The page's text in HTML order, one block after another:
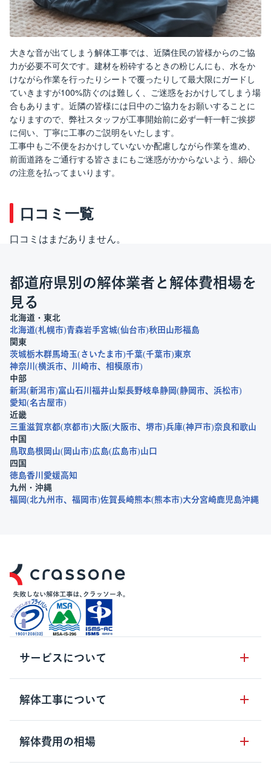
大きな音が出てしまう解体工事では、近隣住民の皆様からのご協
力が必要不可欠です。建材を粉砕するときの粉じんにも、水をか
けながら作業を行ったりシートで覆ったりして最大限にガードし
ていきますが100%防ぐのは難しく、ご迷惑をおかけしてしまう場
合もあります。近隣の皆様には日中のご協力をお願いすることに
なりますので、弊社スタッフが工事開始前に必ず一軒一軒ご挨拶
に伺い、丁寧に工事のご説明をいたします。
工事中もご不便をおかけしていないか配慮しながら作業を進め、
前面道路をご通行する皆さまにもご迷惑がかからないよう、細心
の注意を払ってまいります。
口コミ一覧
口コミはまだありません。
都道府県別の解体業者と解体費相場を
見る
北海道・東北
北海道 札幌市 青森岩手宮城 仙台市 秋田 山形福島
関東
茨城栃木群馬埼玉 さいたま市 千葉 千葉市 東京
神奈川
横浜市 川崎市
相模原市
中部
新潟 新潟市 富山石川 福井山梨長野岐阜静岡 静岡市
浜松市
愛知 名古屋市
近畿
三重滋賀京都 京都市 大阪 大阪市 堺市 兵庫 神戸市 奈良和歌山
中国
鳥取島根 岡山 岡山市 広島 広島市 山口
四国
徳島香川 愛媛高知
九州・沖縄
福岡
北九州市 福岡市 佐賀長崎熊本 熊本市 大分宮崎鹿児島沖縄
サービスについて
サービスの流れ
サービスのメリット
クラッソーネの自治体連携
解体工事について
解体工事の基礎知識
解体工事に関わる法律
解体費用の相場